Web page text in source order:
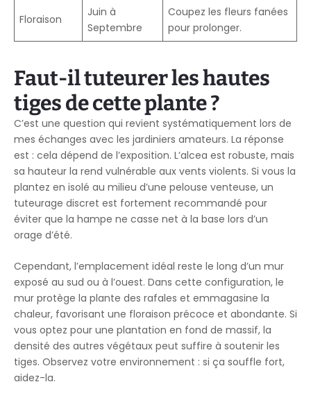
Floraison
Juin à
Septembre
Coupez les fleurs fanées
pour prolonger.
Faut-il tuteurer les hautes
tiges de cette plante ?
C’est une question qui revient systématiquement lors de
mes échanges avec les jardiniers amateurs. La réponse
est : cela dépend de l’exposition. L’alcea est robuste, mais
sa hauteur la rend vulnérable aux vents violents. Si vous la
plantez en isolé au milieu d’une pelouse venteuse, un
tuteurage discret est fortement recommandé pour
éviter que la hampe ne casse net à la base lors d’un
orage d’été.
Cependant, l’emplacement idéal reste le long d’un mur
exposé au sud ou à l’ouest. Dans cette configuration, le
mur protège la plante des rafales et emmagasine la
chaleur, favorisant une floraison précoce et abondante. Si
vous optez pour une plantation en fond de massif, la
densité des autres végétaux peut suffire à soutenir les
tiges. Observez votre environnement : si ça souffle fort,
aidez-la.